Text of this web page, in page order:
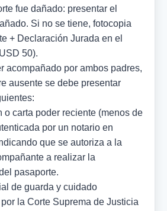
fue dañado: presentar el
Si no se tiene, fotocopia
+ Declaración Jurada en el
50).
acompañado por ambos padres,
ausente se debe presentar
o carta poder reciente (menos de
por un notario en
que se autoriza a la
a realizar la
pasaporte.
de guarda y cuidado
la Corte Suprema de Justicia